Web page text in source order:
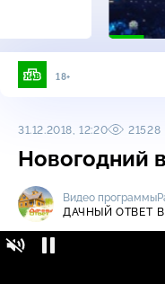
18+
31.12.2018, 12:20 21528
Новогодний
Видео программы
ДАЧНЫЙ ОТВЕТ